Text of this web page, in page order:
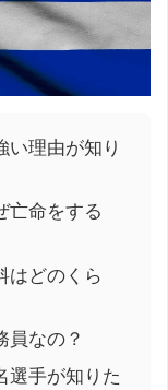
い理由が知り
亡命をする
はどのくら
員なの？
選手が知りた